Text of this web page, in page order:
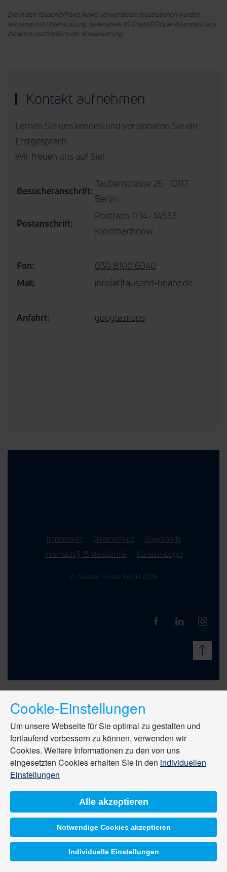
Die in den Tausend.Praxis.News. verwendeten Illustrationen wurden
teilweise mit Unterstützung generativer KI (ChatGPT/OpenAI) erstellt und
dienen ausschließlich der Visualisierung.
Kontakt aufnehmen
Lernen Sie uns kennen und vereinbaren Sie ein
Erstgespräch.
Wir freuen uns auf Sie!
Besucheranschrift:
Taubenstrasse 26 · 10117
Berlin
Postanschrift:
Postfach 11 14 · 14533
Kleinmachnow
Fon:
030 8100 6040
Mail:
info[at]tausend-finanz.de
Anfahrt: google.maps
Impressum Datenschutz
Downloads
Info nach § 15 VersVermV
Kunden-Login
© Tausend Finanz GmbH 2026
Cookie-Einstellungen
Um unsere Webseite für Sie optimal zu gestalten und
fortlaufend verbessern zu können, verwenden wir
Cookies. Weitere Informationen zu den von uns
eingesetzten Cookies erhalten Sie in den individuellen
Einstellungen
Alle akzeptieren
Notwendige Cookies akzeptieren
Individuelle Einstellungen